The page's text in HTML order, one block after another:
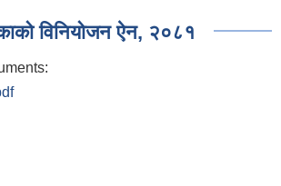
विनियोजन ऐन, २०८१